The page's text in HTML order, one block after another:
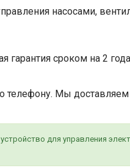
насосами,
гарантия сроком на 2
телефону. Мы
для управления